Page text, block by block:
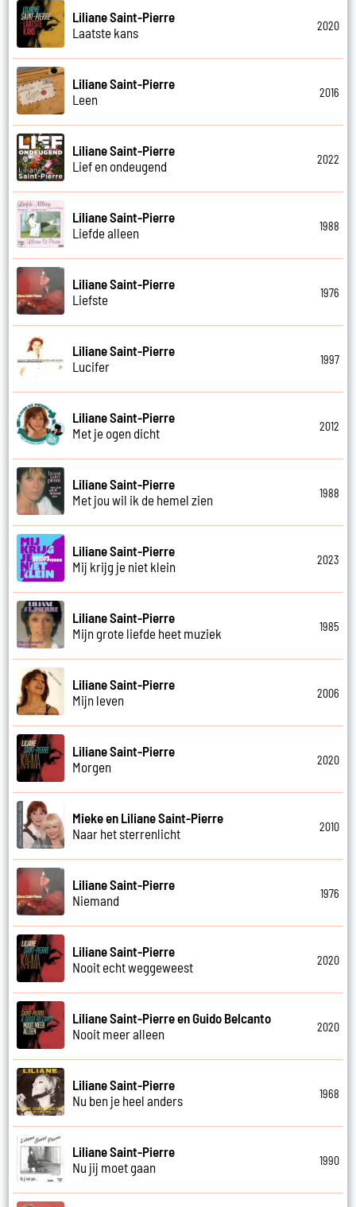
Liliane Saint-Pierre
Laatste kans
2020
Liliane Saint-Pierre
Leen
2016
Liliane Saint-Pierre
Lief en ondeugend
2022
Liliane Saint-Pierre
Liefde alleen
1988
Liliane Saint-Pierre
Liefste
1976
Liliane Saint-Pierre
Lucifer
1997
Liliane Saint-Pierre
Met je ogen dicht
2012
Liliane Saint-Pierre
Met jou wil ik de hemel zien
1988
Liliane Saint-Pierre
Mij krijg je niet klein
2023
Liliane Saint-Pierre
Mijn grote liefde heet muziek
1985
Liliane Saint-Pierre
Mijn leven
2006
Liliane Saint-Pierre
Morgen
2020
Mieke en Liliane Saint-Pierre
Naar het sterrenlicht
2010
Liliane Saint-Pierre
Niemand
1976
Liliane Saint-Pierre
Nooit echt weggeweest
2020
Liliane Saint-Pierre en Guido Belcanto
Nooit meer alleen
2020
Liliane Saint-Pierre
Nu ben je heel anders
1968
Liliane Saint-Pierre
Nu jij moet gaan
1990